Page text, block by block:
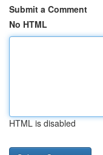
Submit a Comment
No HTML
HTML is disabled